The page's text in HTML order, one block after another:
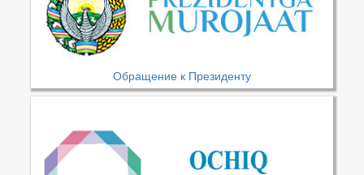
Обращение к Президенту